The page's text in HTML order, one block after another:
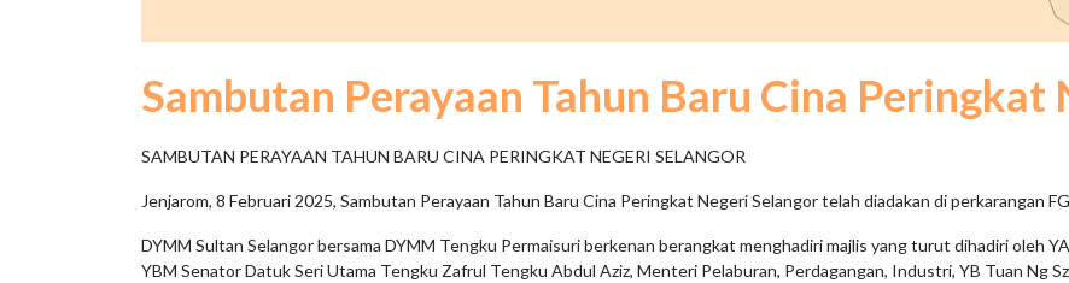
Sambutan Perayaan Tahun Baru Cina Peringkat
SAMBUTAN PERAYAAN TAHUN BARU CINA PERINGKAT NEGERI SELANGOR
Jenjarom, 8 Februari 2025, Sambutan Perayaan Tahun Baru Cina Peringkat Negeri Selangor telah diadakan di perkarangan
DYMM Sultan Selangor bersama DYMM Tengku Permaisuri berkenan berangkat menghadiri majlis yang turut dihadiri oleh
YBM Senator Datuk Seri Utama Tengku Zafrul Tengku Abdul Aziz, Menteri Pelaburan, Perdagangan, Industri, YB Tuan Ng